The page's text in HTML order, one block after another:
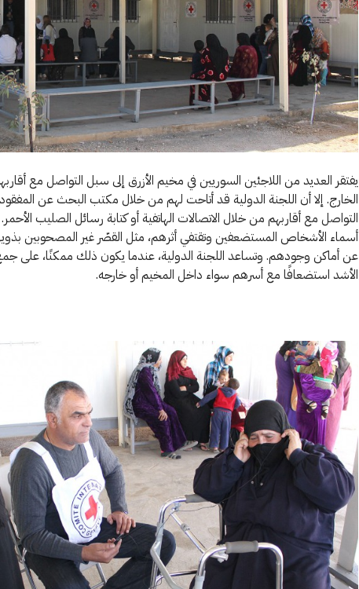
يفتقر العديد من اللاجئين السوريين في مخيم الأزرق إلى سبل التواصل مع
الخارج. إلا أن اللجنة الدولية قد أتاحت لهم من خلال مكتب البحث عن
التواصل مع أقاربهم من خلال الاتصالات الهاتفية أو كتابة رسائل الصليب
أسماء الأشخاص المستضعفين وتقتفي أثرهم، مثل القصّر غير المصحوبين
عن أماكن وجودهم. وتساعد اللجنة الدولية، عندما يكون ذلك ممكنًا،
الأشد استضعافًا مع أسرهم سواء داخل المخيم أو خارجه.